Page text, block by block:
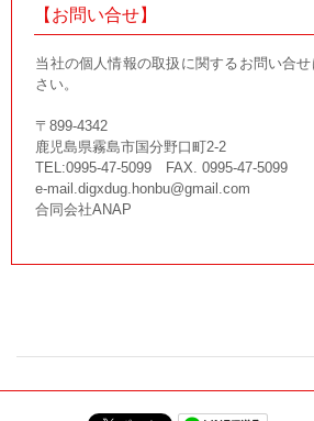
【お問い合せ】
当社の個人情報の取扱に関するお問い合
さい。
〒899-4342
鹿児島県霧島市国分野口町2-2
TEL:0995-47-5099 FAX. 0995-47-5099
e-mail.digxdug.honbu@gmail.com
合同会社ANAP